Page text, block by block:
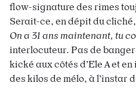
flow-signature des rimes
Serait-ce, en dépit du
On a 31 ans maintenant, tu
interlocuteur. Pas de banger
kické aux côtés d’Ele A et
des kilos de mélo, à l’instar